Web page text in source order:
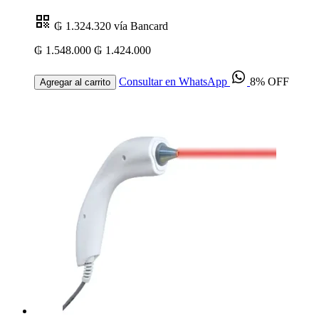
₲ 1.324.320 vía Bancard
₲ 1.548.000 ₲ 1.424.000
Agregar al carrito Consultar en WhatsApp 8% OFF